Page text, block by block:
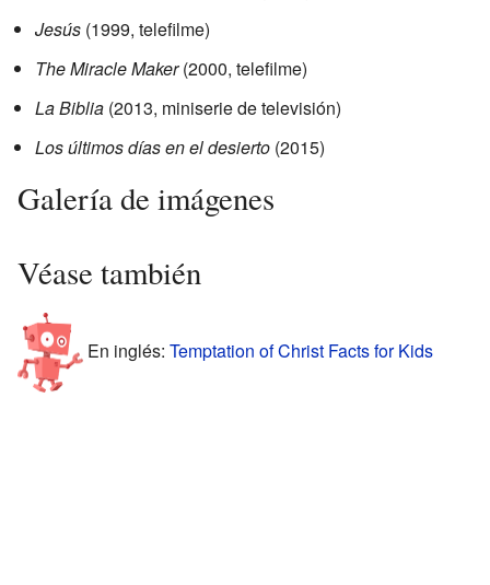
Jesús (1999, telefilme)
The Miracle Maker(2000, telefilme)
La Biblia (2013, miniserie de televisión)
Los últimos días en el desierto (2015)
Galería de imágenes
Véase también
En inglés: Temptation of Christ Facts for Kids